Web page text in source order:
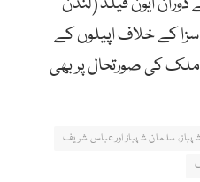
کے خلاف اپیلوں کے
ملک کی صورتحال پر بھی
سلمان شہباز اورعباس شریف